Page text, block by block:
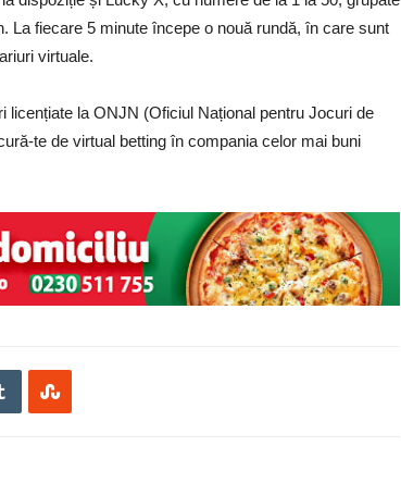
La fiecare 5 minute începe o nouă rundă, în care sunt
virtuale.
licențiate la ONJN (Oficiul Național pentru Jocuri de
te de virtual betting în compania celor mai buni